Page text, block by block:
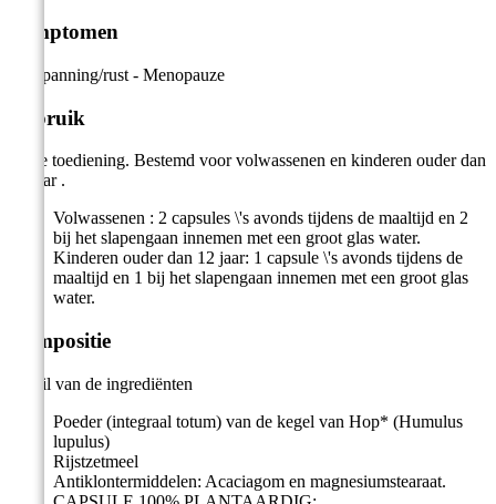
Symptomen
Ontspanning/rust - Menopauze
Gebruik
Orale toediening. Bestemd voor volwassenen en kinderen ouder dan
12 jaar .
Volwassenen : 2 capsules \'s avonds tijdens de maaltijd en 2
bij het slapengaan innemen met een groot glas water.
Kinderen ouder dan 12 jaar: 1 capsule \'s avonds tijdens de
maaltijd en 1 bij het slapengaan innemen met een groot glas
water.
Compositie
Detail van de ingrediënten
Poeder (integraal totum) van de kegel van Hop* (Humulus
lupulus)
Rijstzetmeel
Antiklontermiddelen: Acaciagom en magnesiumstearaat.